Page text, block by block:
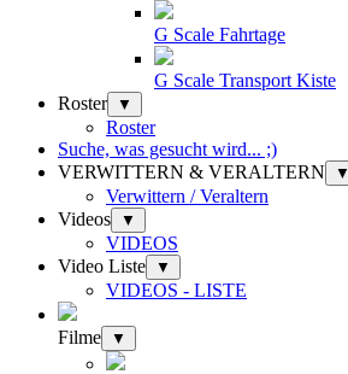
G Scale Fahrtage
G Scale Transport Kiste
Roster
▼
Roster
Suche, was gesucht wird... ;)
VERWITTERN & VERALTERN
▼
Verwittern / Veraltern
Videos
▼
VIDEOS
Video Liste
▼
VIDEOS - LISTE
Filme ▼